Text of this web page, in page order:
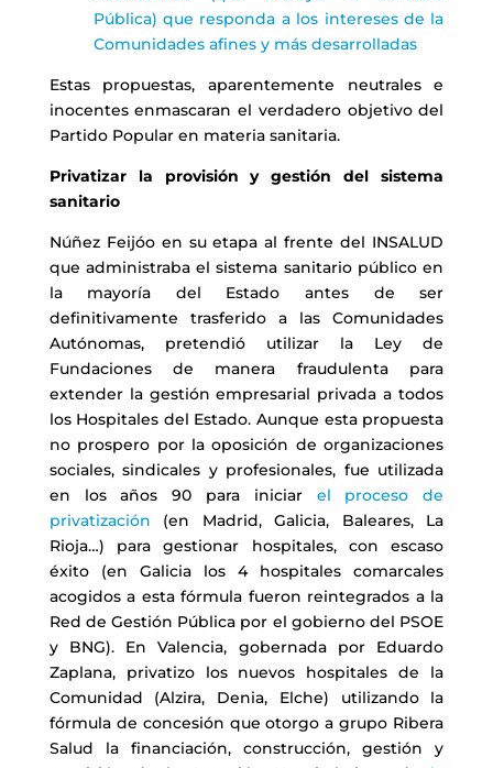
Pública) que responda a los intereses de la
Comunidades afines y más desarrolladas
Estas propuestas, aparentemente neutrales e
inocentes enmascaran el verdadero objetivo del
Partido Popular en materia sanitaria.
Privatizar la provisión y gestión del sistema
sanitario
Núñez Feijóo en su etapa al frente del INSALUD
que administraba el sistema sanitario público en
la mayoría del Estado antes de ser
definitivamente trasferido a las Comunidades
Autónomas, pretendió utilizar la Ley de
Fundaciones de manera fraudulenta para
extender la gestión empresarial privada a todos
los Hospitales del Estado. Aunque esta propuesta
no prospero por la oposición de organizaciones
sociales, sindicales y profesionales, fue utilizada
en los años 90 para iniciar el proceso de
privatización (en Madrid, Galicia, Baleares, La
Rioja…) para gestionar hospitales, con escaso
éxito (en Galicia los 4 hospitales comarcales
acogidos a esta fórmula fueron reintegrados a la
Red de Gestión Pública por el gobierno del PSOE
y BNG). En Valencia, gobernada por Eduardo
Zaplana, privatizo los nuevos hospitales de la
Comunidad (Alzira, Denia, Elche) utilizando la
fórmula de concesión que otorgo a grupo Ribera
Salud la financiación, construcción, gestión y